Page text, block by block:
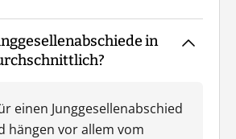
in
einen Junggesellenabschied
hängen vor allem vom